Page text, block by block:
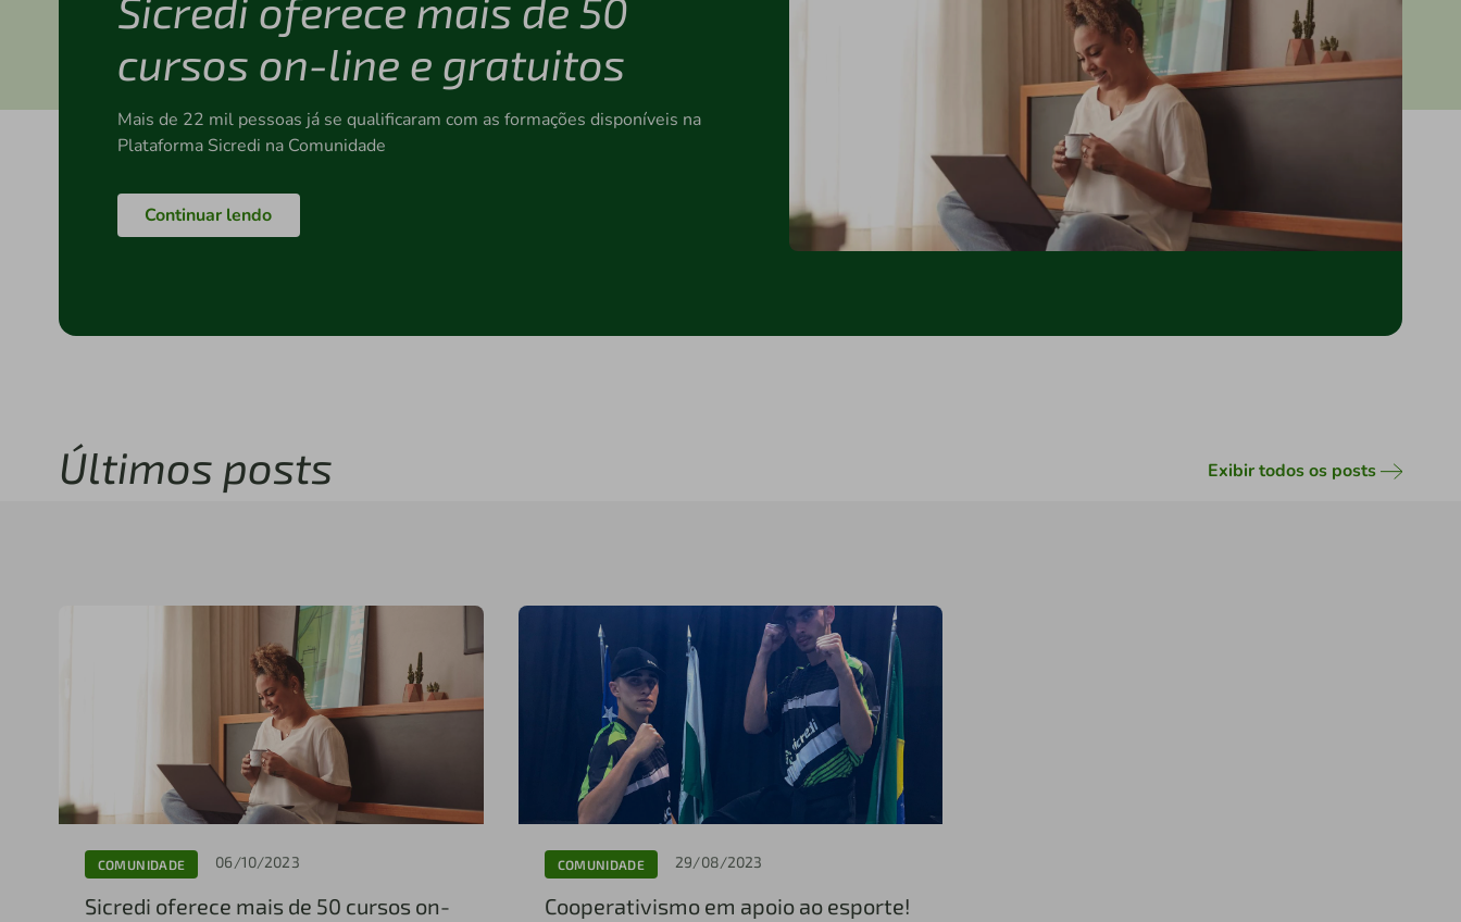
Sicredi oferece mais de 50
cursos on-line e gratuitos
Mais de 22 mil pessoas já se qualificaram com as formações disponíveis na
Plataforma Sicredi na Comunidade
Continuar lendo
Últimos posts Exibir todos os posts
COMUNIDADE 06/10/2023
Sicredi oferece mais de 50 cursos on-
COMUNIDADE 29/08/2023
Cooperativismo em apoio ao esporte!